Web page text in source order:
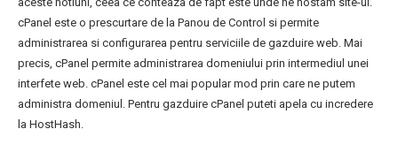
cPanel este o prescurtare de la Panou de Control si permite
administrarea si configurarea pentru serviciile de gazduire web. Mai
precis, cPanel permite administrarea domeniului prin intermediul unei
interfete web. cPanel este cel mai popular mod prin care ne putem
administra domeniul. Pentru gazduire cPanel puteti apela cu incredere
la HostHash.